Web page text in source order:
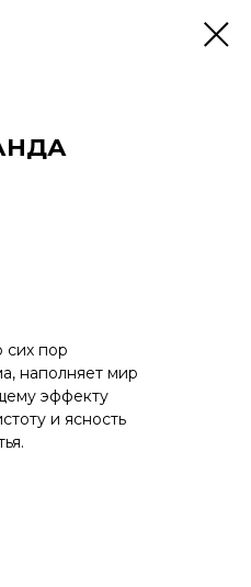
сих пор
наполняет мир
эффекту
и ясность